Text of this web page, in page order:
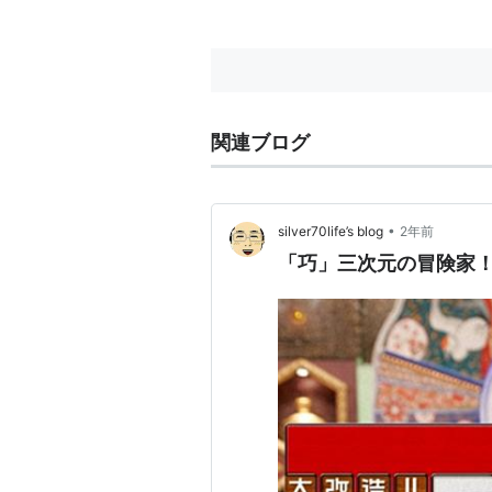
関連ブログ
silver70life’s blog • 2年前
「巧」三次元の冒険家